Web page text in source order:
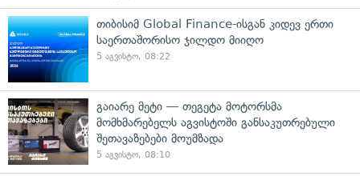
თიბისიმ Global Finance-ისგან კიდევ ერთი
საერთაშორისო ჯილდო მიიღო
5 აგვისტო, 08:22
გაიარე მეტი — თეგეტა მოტორსმა
მომხმარებელს აგვისტოში განსაკუთრებული
შეთავაზებები მოუმზადა
5 აგვისტო, 08:10